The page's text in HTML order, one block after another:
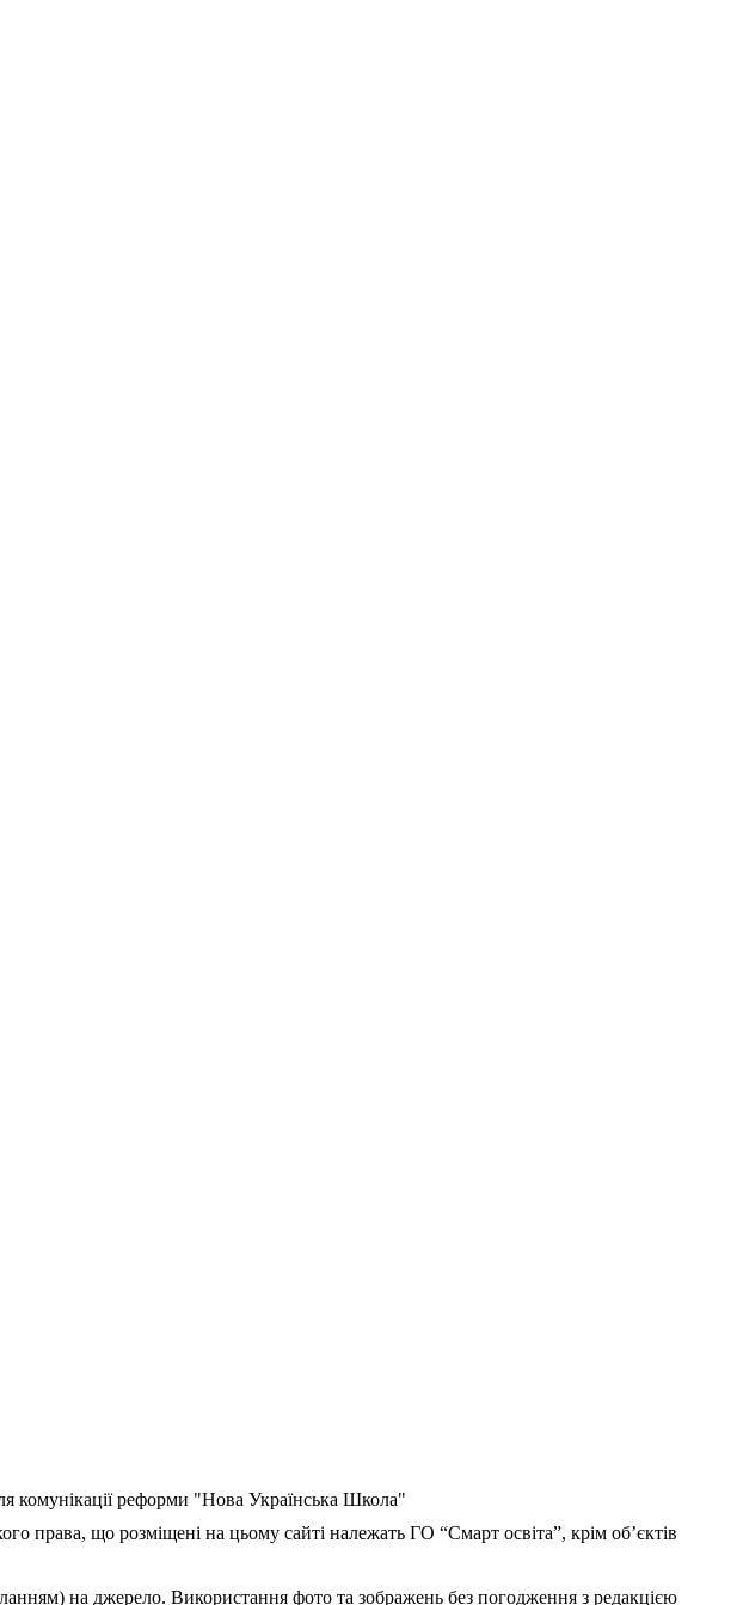
комунікації реформи "Нова Українська Школа"
права, що розміщені на цьому сайті належать ГО “Смарт освіта”, крім об’єктів
на джерело. Використання фото та зображень без погодження з редакцією